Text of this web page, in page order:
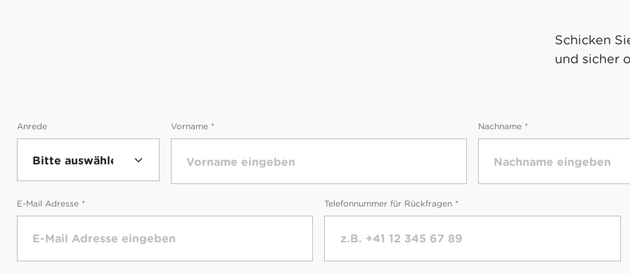
Schicken
und sicher
Anrede Vorname * Nachname *
E-Mail Adresse * Telefonnummer für Rückfragen *